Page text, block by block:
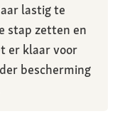
lastig te
stap zetten en
er klaar voor
bescherming